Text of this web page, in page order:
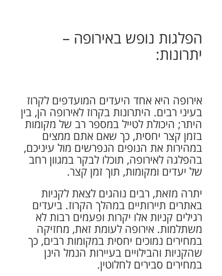
הפלגות נופש באירופה –
יתרונות:
אירופה היא אחד היעדים המועדפים לקרוז
בעיני רבים. היתרונות בקרוז לאירופה הן, בין
היתר; היכולת לטייל במספר רב של מקומות
בזמן קצר יחסית, כך שאם אתם ממצים
במהירות את הנופים הנפרשים מול עיניכם,
בהפלגה לאירופה, תוכלו לבקר במגוון רחב
של יעדים ומקומות, תוך זמן קצר.
יתרה מזאת, רבים נוהגים לצאת לקניות
באתרים תיירותיים במהלך הקרוז. ביעדים
רגילים קניות אלו יקרות ופעמים רבות לא
משתלמות. אירופה לעומת זאת, מחזיקה
במחירים נמוכים יחסית במקומות רבים, כך
שהקניות והבילויים בעיירות הנמל הינן
במחירים סבירים לחלוטין.